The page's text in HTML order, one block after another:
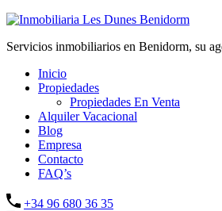
Servicios inmobiliarios en Benidorm, su
Inicio
Propiedades
Propiedades En Venta
Alquiler Vacacional
Blog
Empresa
Contacto
FAQ’s
+34 96 680 36 35